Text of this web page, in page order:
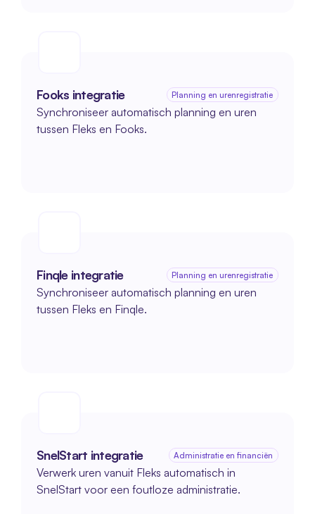
Fooks integratie Planning en urenregistratie
Synchroniseer automatisch planning en uren
tussen Fleks en Fooks.
Finqle integratie Planning en urenregistratie
Synchroniseer automatisch planning en uren
tussen Fleks en Finqle.
SnelStart integratie Administratie en financiën
Verwerk uren vanuit Fleks automatisch in
SnelStart voor een foutloze administratie.